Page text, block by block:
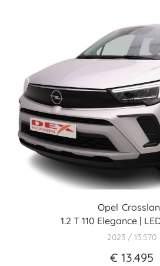
Opel
1.2 T 110 Elegance |
2023 13.570
€ 13.495